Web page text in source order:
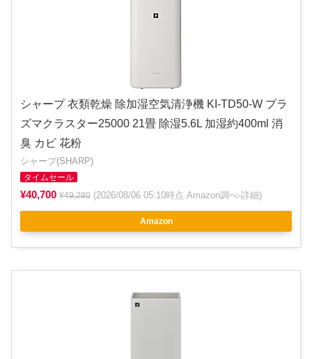
シャープ 衣類乾燥 除加湿空気清浄機 KI-TD50-W プラ
ズマクラスター25000 21畳 除湿5.6L 加湿約400ml 消
臭 カビ 花粉
シャープ(SHARP)
タイムセール
¥40,700 ¥49,280 (2026/08/06 05:10時点 Amazon調べ-詳細)
Amazon